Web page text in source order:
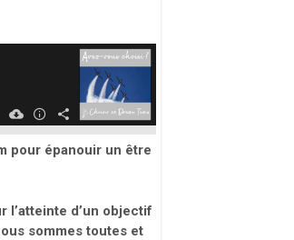
pour épanouir un être
l’atteinte d’un objectif
sommes toutes et